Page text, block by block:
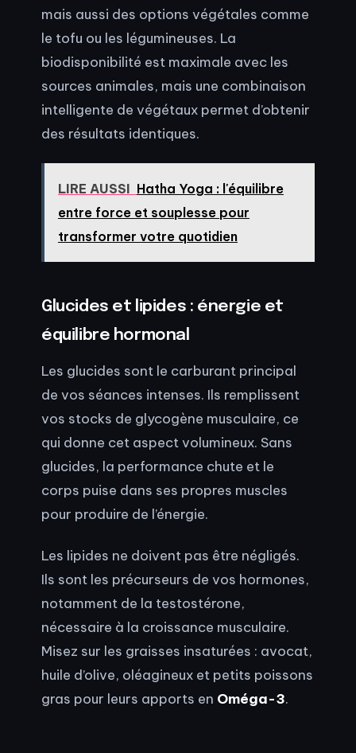
mais aussi des options végétales comme
le tofu ou les légumineuses. La
biodisponibilité est maximale avec les
sources animales, mais une combinaison
intelligente de végétaux permet d’obtenir
des résultats identiques.
LIRE AUSSI Hatha Yoga : l'équilibre
entre force et souplesse pour
transformer votre quotidien
Glucides et lipides : énergie et
équilibre hormonal
Les glucides sont le carburant principal
de vos séances intenses. Ils remplissent
vos stocks de glycogène musculaire, ce
qui donne cet aspect volumineux. Sans
glucides, la performance chute et le
corps puise dans ses propres muscles
pour produire de l’énergie.
Les lipides ne doivent pas être négligés.
Ils sont les précurseurs de vos hormones,
notamment de la testostérone,
nécessaire à la croissance musculaire.
Misez sur les graisses insaturées : avocat,
huile d’olive, oléagineux et petits poissons
gras pour leurs apports en Oméga-3.